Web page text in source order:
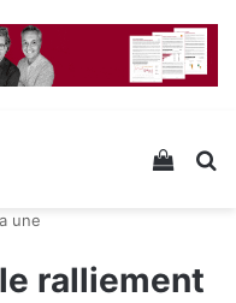
Voir
une
ralliement